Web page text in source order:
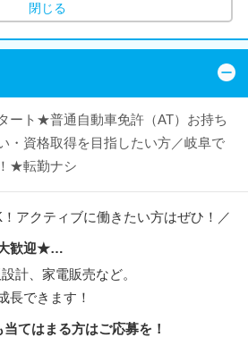
閉じる
ート★普通自動車免許（AT）お持ち
・資格取得を目指したい方／岐阜で
★転勤ナシ
アクティブに働きたい方はぜひ！／
歓迎★…
計、家電販売など。
長できます！
てはまる方はご応募を！